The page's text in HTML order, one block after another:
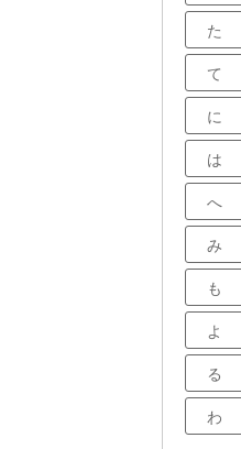
た
て
に
は
へ
み
も
よ
る
わ